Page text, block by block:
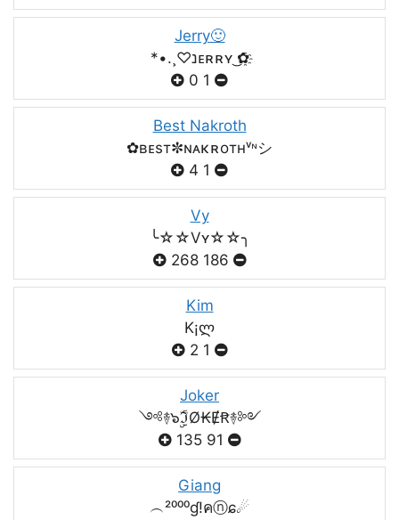
Jerry🙂
*•.¸♡נᴇʀʀʏ ͜✿҈
0 1
Best Nakroth
✿ʙᴇsт✼ɴᴀκʀoтнᵛᶰシ
4 1
Vy
╰☆☆Vʏ☆☆╮
268 186
Kim
K¡ლ
2 1
Joker
༺࿈๖ۣۣۜℑØ₭ɆꞦ࿈༻
135 91
Giang
︵²⁰⁰⁰ɠ!คⓝɕ☄